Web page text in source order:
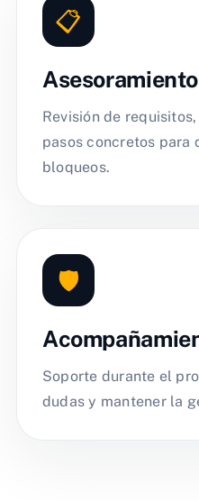
📋
Revisión de
pasos concretos para
bloqueos.
🛡️
Soporte durante el
dudas y mantener la